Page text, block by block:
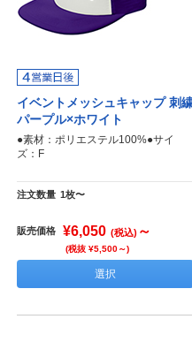
イベントメッシュキャップ 刺
パープル×ホワイト
●素材：ポリエステル100%●サイ
ズ：F
注文数量 1枚〜
販売価格 ¥6,050 (税込) ～
(税抜 ¥5,500～)
選択